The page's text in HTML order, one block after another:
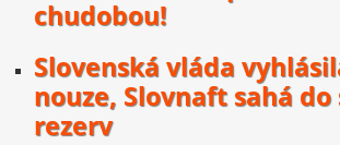
chudobou!
Slovenská vláda
nouze, Slovnaft sahá
rezerv